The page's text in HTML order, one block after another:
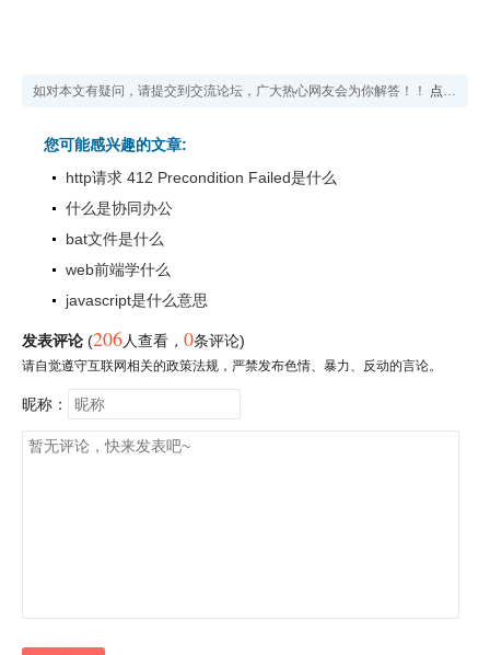
如对本文有疑问，请提交到交流论坛，广大热心网友会为你解答！！ 点击进入论坛
您可能感兴趣的文章:
http请求 412 Precondition Failed是什么
什么是协同办公
bat文件是什么
web前端学什么
javascript是什么意思
发表评论 (206人查看 ， 0条评论)
请自觉遵守互联网相关的政策法规，严禁发布色情、暴力、反动的言论。
昵称：